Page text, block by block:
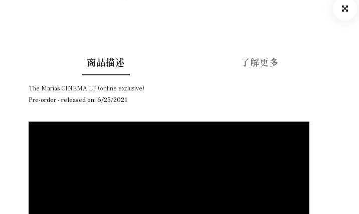
商品描述 了解更多
The Marías CINEMA LP (online exclusive)
Pre-order - released on: 6/25/2021